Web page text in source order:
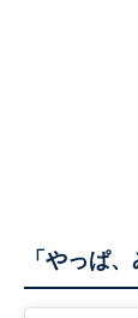
「やっぱ